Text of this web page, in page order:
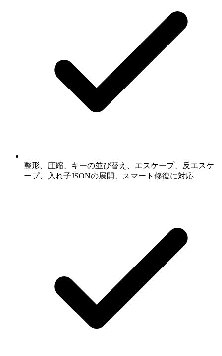
整形、圧縮、キーの並び替え、エスケープ、反エスケ
ープ、入れ子JSONの展開、スマート修復に対応